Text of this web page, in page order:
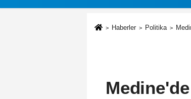
Haberler Politika